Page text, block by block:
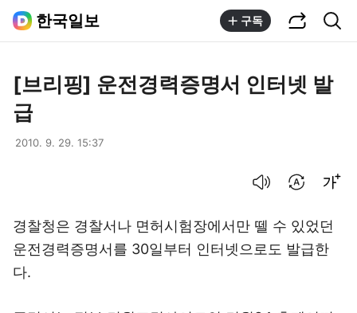
한국일보 구독
[브리핑] 운전경력증명서 인터넷 발
급
2010. 9. 29. 15:37
경찰청은 경찰서나 면허시험장에서만 뗄 수 있었던
운전경력증명서를 30일부터 인터넷으로도 발급한
다.